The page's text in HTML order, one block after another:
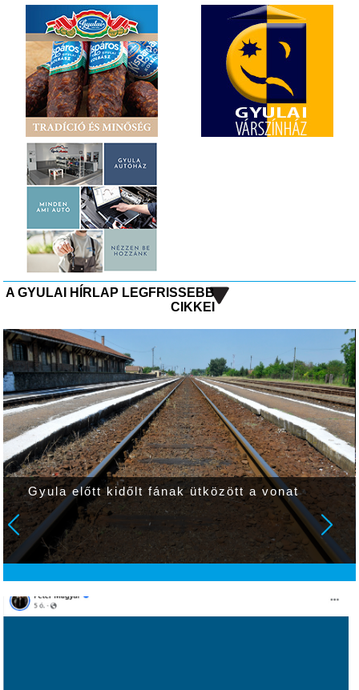
A GYULAI HÍRLAP LEGFRISSEBB
CIKKEI
Gyula előtt kidőlt fának ütközött a vonat